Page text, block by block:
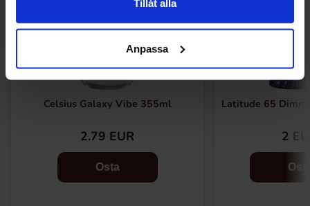
Tillåt alla
Anpassa
Celsius Galaxy Vibe 355ml
2.79 EUR
Osta
Latitude 65
2